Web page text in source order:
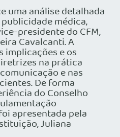
uma análise detalhada
médica,
presidente do CFM,
Cavalcanti. A
implicações e os
na prática
e nas
De forma
do Conselho
apresentada pela
Juliana